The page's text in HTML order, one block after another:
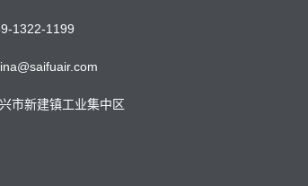
1322-1199
市新建镇工业集中区